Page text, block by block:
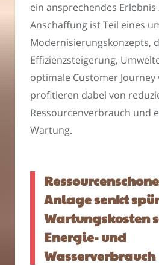
ein ansprechendes Erlebnis
Anschaffung ist Teil eines
Modernisierungskonzepts,
Effizienzsteigerung,
optimale Customer
profitieren dabei von
Ressourcenverbrauch und
Wartung.
Anlage senkt
Wartungskosten
Energie- und
Wasserverbrauch